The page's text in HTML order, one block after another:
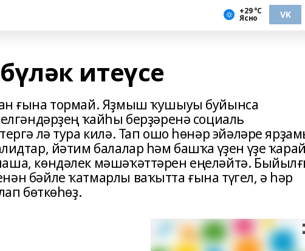
+29 °С
Ясно VK
итеүсе
ғына тормай. Яҙмыш ҡушыуы буйынса
ҡайһы берҙәренә социаль
лә тура килә. Тап ошо һөнәр эйәләре
йәтим балалар һәм башҡа үҙен үҙе ҡарай
көндәлек мәшәҡәттәрен еңеләйтә.
бәйле ҡатмарлы ваҡытта ғына түгел, ә һәр
бөткөһөҙ.